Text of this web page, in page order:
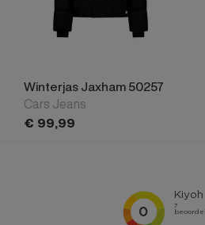
Winterjas Jaxham 50257
Cars Jeans
€ 99,99